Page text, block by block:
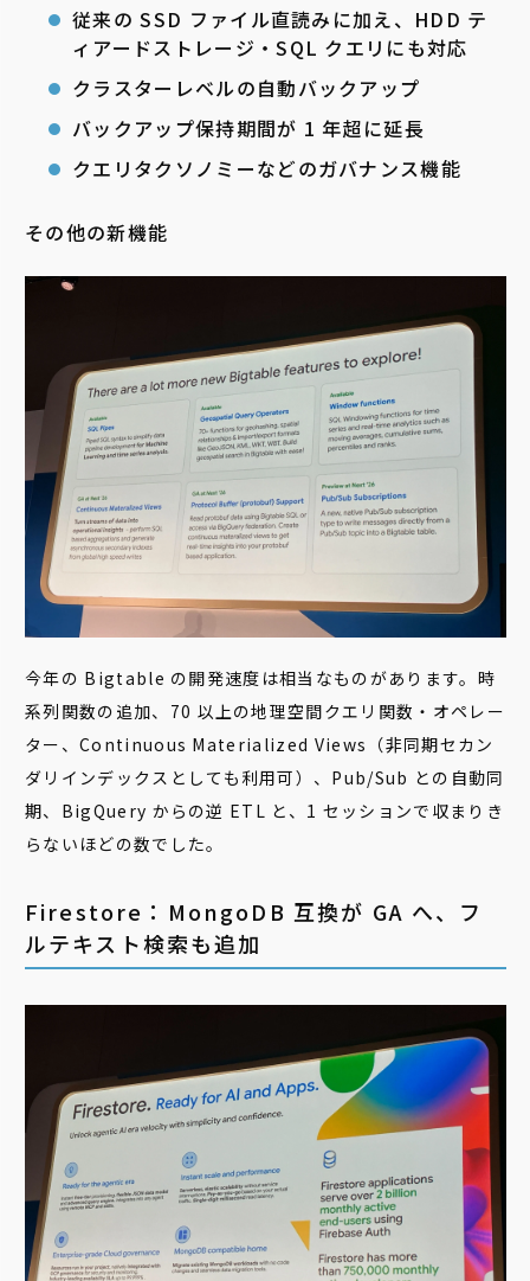
従来の SSD ファイル直読みに加え、HDD テ
ィアードストレージ・SQL クエリにも対応
クラスターレベルの自動バックアップ
バックアップ保持期間が 1 年超に延長
クエリタクソノミーなどのガバナンス機能
その他の新機能
今年の Bigtable の開発速度は相当なものがあります。時
系列関数の追加、70 以上の地理空間クエリ関数・オペレー
ター、Continuous Materialized Views（非同期セカン
ダリインデックスとしても利用可）、Pub/Sub との自動同
期、BigQuery からの逆 ETL と、1 セッションで収まりき
らないほどの数でした。
Firestore：MongoDB 互換が GA へ、フ
ルテキスト検索も追加